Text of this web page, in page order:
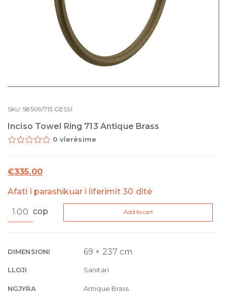
SKU:58509/713 GESSI
Inciso Towel Ring 713 Antique Brass
0 vlerësime
€335.00
Afati i parashikuar i liferimit 30 ditë
Towel
Antique
quantity
cop Add to cart
DIMENSIONI 69 × 237 cm
LLOJI Sanitari
NGJYRA Antique Brass